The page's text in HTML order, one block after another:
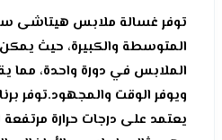
توفر غسالة ملابس هيتاشى
المتوسطة والكبيرة، حيث
الملابس في دورة واحدة، مما
ويوفر الوقت والمجهود.توفر
يعتمد على درجات حرارة مرتفعة